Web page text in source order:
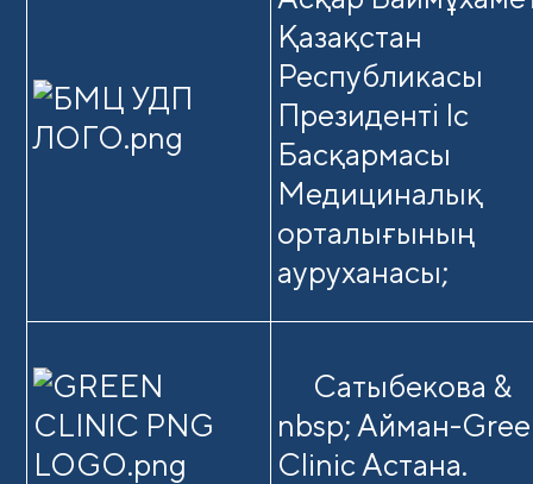
Қазақстан
Республикасы
Президенті Іс
Басқармасы
Медициналық
орталығының
ауруханасы;
Сатыбекова &
nbsp; Айман-
Clinic Астана.